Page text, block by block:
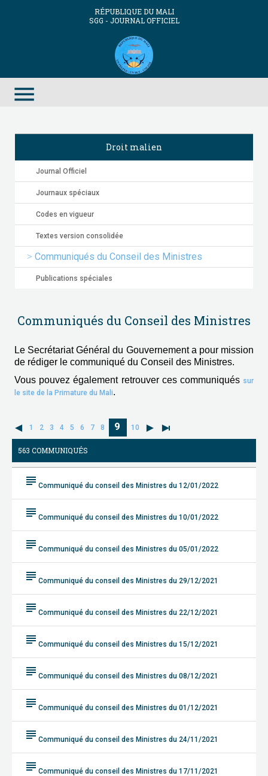
RÉPUBLIQUE DU MALI
SGG - JOURNAL OFFICIEL
menu
Droit malien
Journal Officiel
Journaux spéciaux
Codes en vigueur
Textes version consolidée
Communiqués du Conseil des Ministres
Publications spéciales
Communiqués du Conseil des Ministres
Le Secrétariat Général du Gouvernement a pour mission
de rédiger le communiqué du Conseil des Ministres.
Vous pouvez également retrouver ces communiqués sur
le site de la Primature du Mali.
1 2 3 4 5 6 7 8 9 10
563 COMMUNIQUÉS
subject Communiqué du conseil des Ministres du 12/01/2022
subject Communiqué du conseil des Ministres du 10/01/2022
subject Communiqué du conseil des Ministres du 05/01/2022
subject Communiqué du conseil des Ministres du 29/12/2021
subject Communiqué du conseil des Ministres du 22/12/2021
subject Communiqué du conseil des Ministres du 15/12/2021
subject Communiqué du conseil des Ministres du 08/12/2021
subject Communiqué du conseil des Ministres du 01/12/2021
subject Communiqué du conseil des Ministres du 24/11/2021
subject Communiqué du conseil des Ministres du 17/11/2021